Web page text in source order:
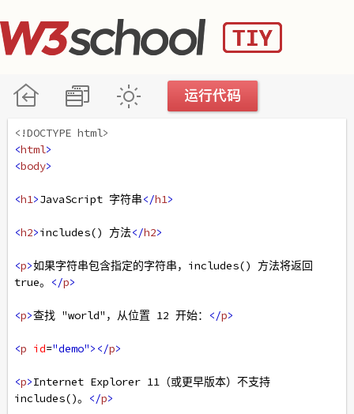
<!DOCTYPE html>
<html>
<body>
<h1>JavaScript 字符串</h1>
<h2>includes() 方法</h2>
<p>如果字符串包含指定的字符串，includes() 方法将返回
true。
</p>
<p>查找 "world"，从位置 12 开始： </p>
<p id="demo"></p>
<p>Internet Explorer 11（或更早版本）不支持
includes()。
</p>